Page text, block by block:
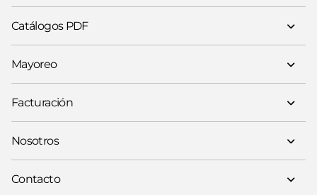
Catálogos PDF
Mayoreo
Facturación
Nosotros
Contacto